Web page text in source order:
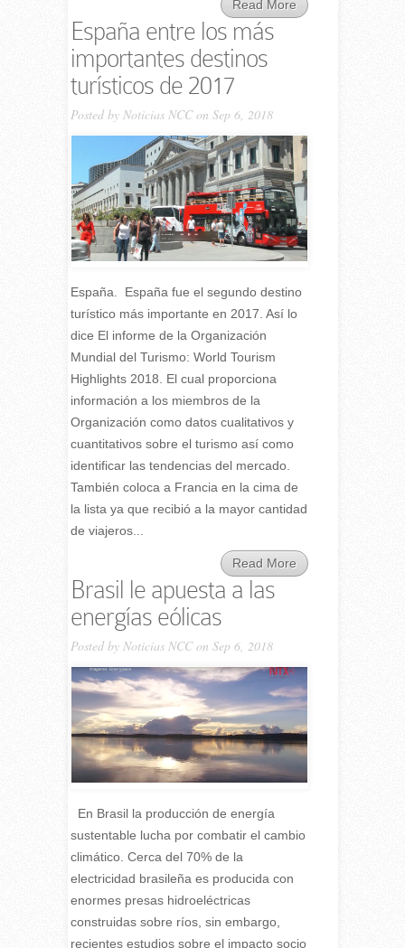
Read More
España entre los más
importantes destinos
turísticos de 2017
Posted by Noticias NCCon Sep 6, 2018
España. España fue el segundo destino
turístico más importante en 2017. Así lo
dice El informe de la Organización
Mundial del Turismo: World Tourism
Highlights 2018. El cual proporciona
información a los miembros de la
Organización como datos cualitativos y
cuantitativos sobre el turismo así como
identificar las tendencias del mercado.
También coloca a Francia en la cima de
la lista ya que recibió a la mayor cantidad
de viajeros...
Read More
Brasil le apuesta a las
energías eólicas
Posted by Noticias NCCon Sep 6, 2018
En Brasil la producción de energía
sustentable lucha por combatir el cambio
climático. Cerca del 70% de la
electricidad brasileña es producida con
enormes presas hidroeléctricas
construidas sobre ríos, sin embargo,
recientes estudios sobre el impacto socio